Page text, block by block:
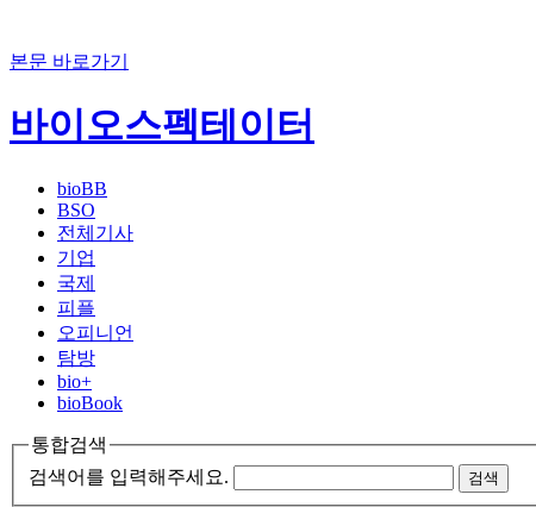
본문 바로가기
바이오스펙테이터
bioBB
BSO
전체기사
기업
국제
피플
오피니언
탐방
bio+
bioBook
통합검색
검색어를 입력해주세요.
검색